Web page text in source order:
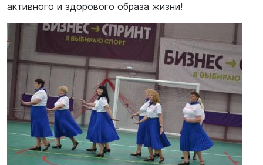
активного и здорового образа жизни!